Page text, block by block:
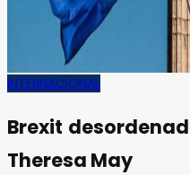
INTERNACIONAL
Brexit
Theresa May